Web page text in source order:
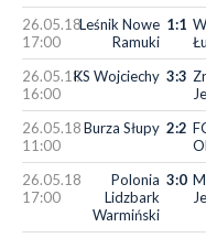
26.05.18
17:00
Leśnik Nowe
Ramuki
1:1
26.05.18
16:00
KS Wojciechy 3:3
26.05.18
11:00
Burza Słupy 2:2
26.05.18
17:00
Polonia
Lidzbark
Warmiński
3:0